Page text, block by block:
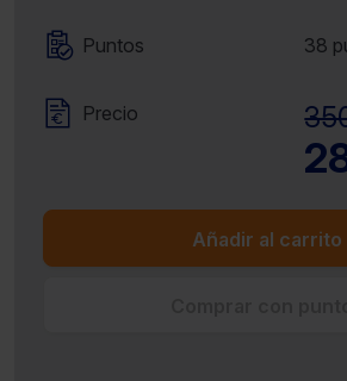
Puntos 38
Precio
Añadir al carrito